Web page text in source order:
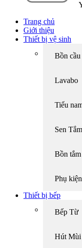
Trang chủ
Giới thiệu
Thiết bị vệ sinh
Bồn cầu
Lavabo
Tiểu
Sen Tắm
Bồn tắm
Phụ kiện
Thiết bị bếp
Bếp Từ
Hút Mùi